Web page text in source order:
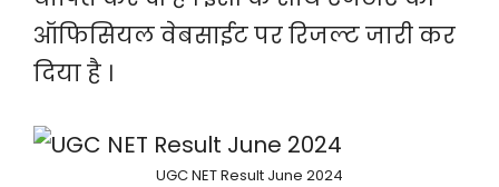
ऑफिसियल वेबसाईट पर रिजल्ट जारी कर
दिया है ।
UGC NET Result June 2024